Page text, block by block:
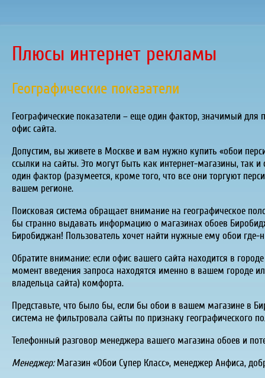
Плюсы интернет рекламы
Географические показатели
Географические показатели – еще один фактор, значимый
офис сайта.
Допустим, вы живете в Москве и вам нужно купить «обои
ссылки на сайты. Это могут быть как интернет-магазины,
один фактор (разумеется, кроме того, что все они торгуют
вашем регионе.
Поисковая система обращает внимание на географическое
бы странно выдавать информацию о магазинах обоев
Биробиджан! Пользователь хочет найти нужные ему обои где-
Обратите внимание: если офис вашего сайта находится в
момент введения запроса находятся именно в вашем городе
владельца сайта) комфорта.
Представьте, что было бы, если бы обои в вашем магазине в
система не фильтровала сайты по признаку географического
Телефонный разговор менеджера вашего магазина обоев и
Менеджер:Магазин «Обои Супер Класс», менеджер Анфиса,